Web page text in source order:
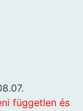
független és